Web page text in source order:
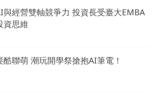
與經營雙軸競爭力 投資長受臺大EMBA
資思維
酷聯萌 潮玩開學祭搶抱AI筆電！